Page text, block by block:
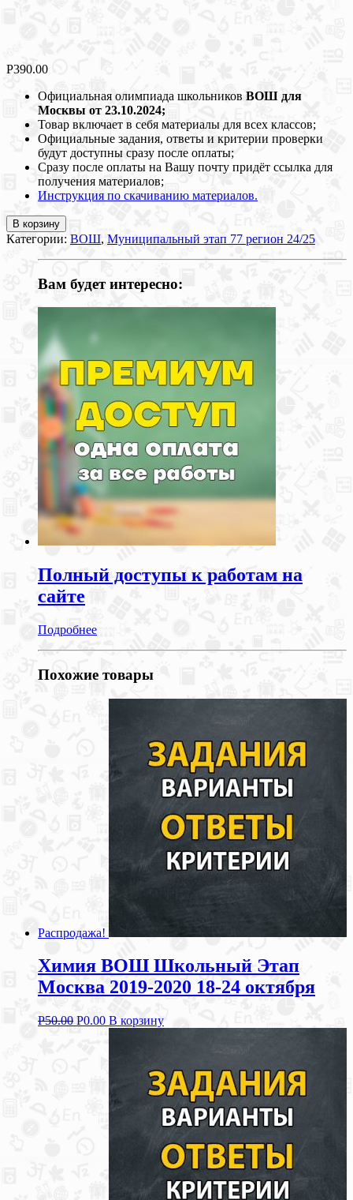
Р390.00
Официальная олимпиада школьников ВОШ для
Москвы от 23.10.2024;
Товар включает в себя материалы для всех классов;
Официальные задания, ответы и критерии проверки
будут доступны сразу после оплаты;
Сразу после оплаты на Вашу почту придёт ссылка для
получения материалов;
Инструкция по скачиванию материалов.
В корзину
Категории: ВОШ, Муниципальный этап 77 регион 24/25
Вам будет интересно:
Полный доступы к работам на
сайте
Подробнее
Похожие товары
Распродажа!
Химия ВОШ Школьный Этап
Москва 2019-2020 18-24 октября
Р50.00 Р0.00 В корзину